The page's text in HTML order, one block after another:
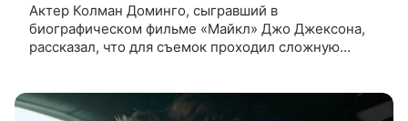
Актер Колман Доминго, сыгравший в
биографическом фильме «Майкл» Джо Джексона,
рассказал, что для съемок проходил сложную